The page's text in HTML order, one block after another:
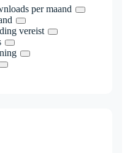
per maand
vereist